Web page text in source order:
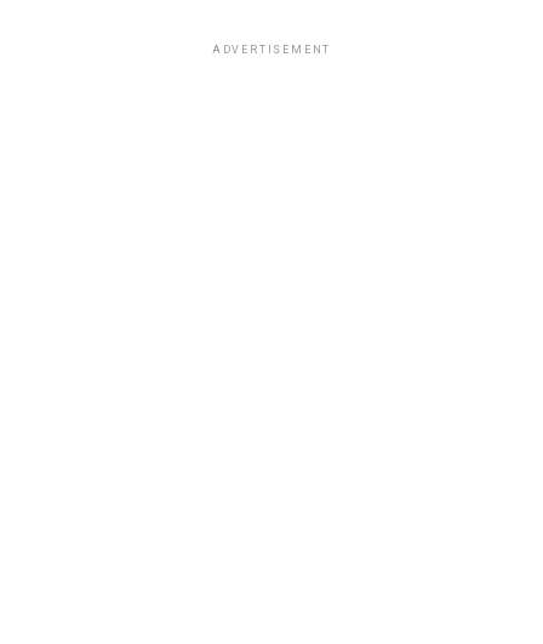
ADVERTISEMENT